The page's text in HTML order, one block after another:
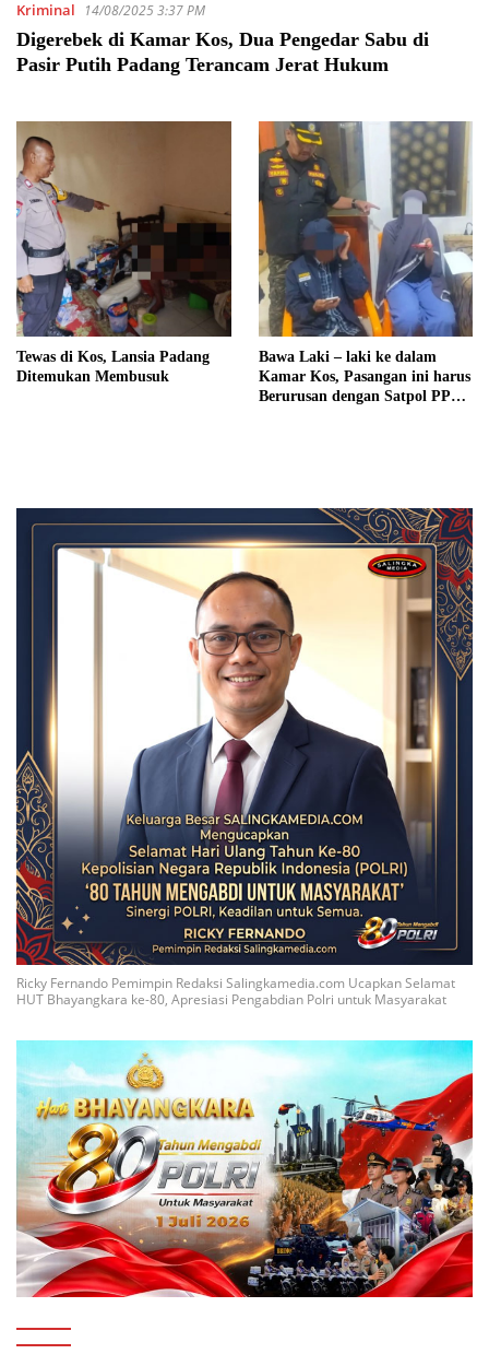
Kriminal 14/08/2025 3:37 PM
Digerebek di Kamar Kos, Dua Pengedar Sabu di
Pasir Putih Padang Terancam Jerat Hukum
Tewas di Kos, Lansia Padang
Ditemukan Membusuk
Bawa Laki – laki ke dalam
Kamar Kos, Pasangan ini harus
Berurusan dengan Satpol PP
Ricky Fernando Pemimpin Redaksi Salingkamedia.com Ucapkan Selamat
HUT Bhayangkara ke-80, Apresiasi Pengabdian Polri untuk Masyarakat